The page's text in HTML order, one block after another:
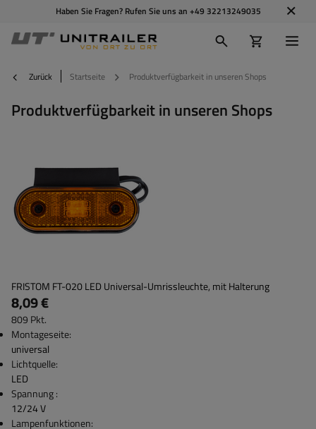
Haben Sie Fragen? Rufen Sie uns an +49 32213249035
Zurück Startseite Produktverfügbarkeit in unseren Shops
Produktverfügbarkeit in unseren Shops
FRISTOM FT-020 LED Universal-Umrissleuchte, mit Halterung
8,09 €
809 Pkt.
Montageseite:
universal
Lichtquelle:
LED
Spannung :
12/24 V
Lampenfunktionen: